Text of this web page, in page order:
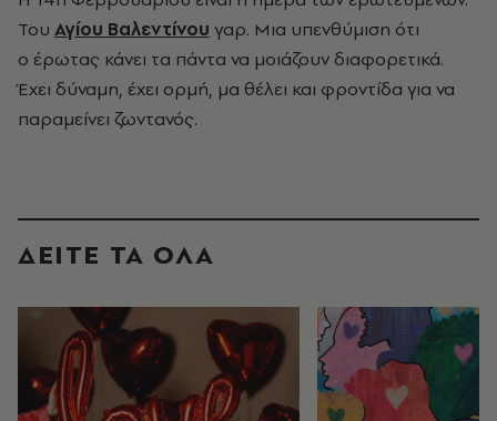
Του Αγίου Βαλεντίνου γαρ. Μια υπενθύμιση ότι
ο έρωτας κάνει τα πάντα να μοιάζουν διαφορετικά.
Έχει δύναμη, έχει ορμή, μα θέλει και φροντίδα για να
παραμείνει ζωντανός.
ΔΕΙΤΕ ΤΑ ΟΛΑ